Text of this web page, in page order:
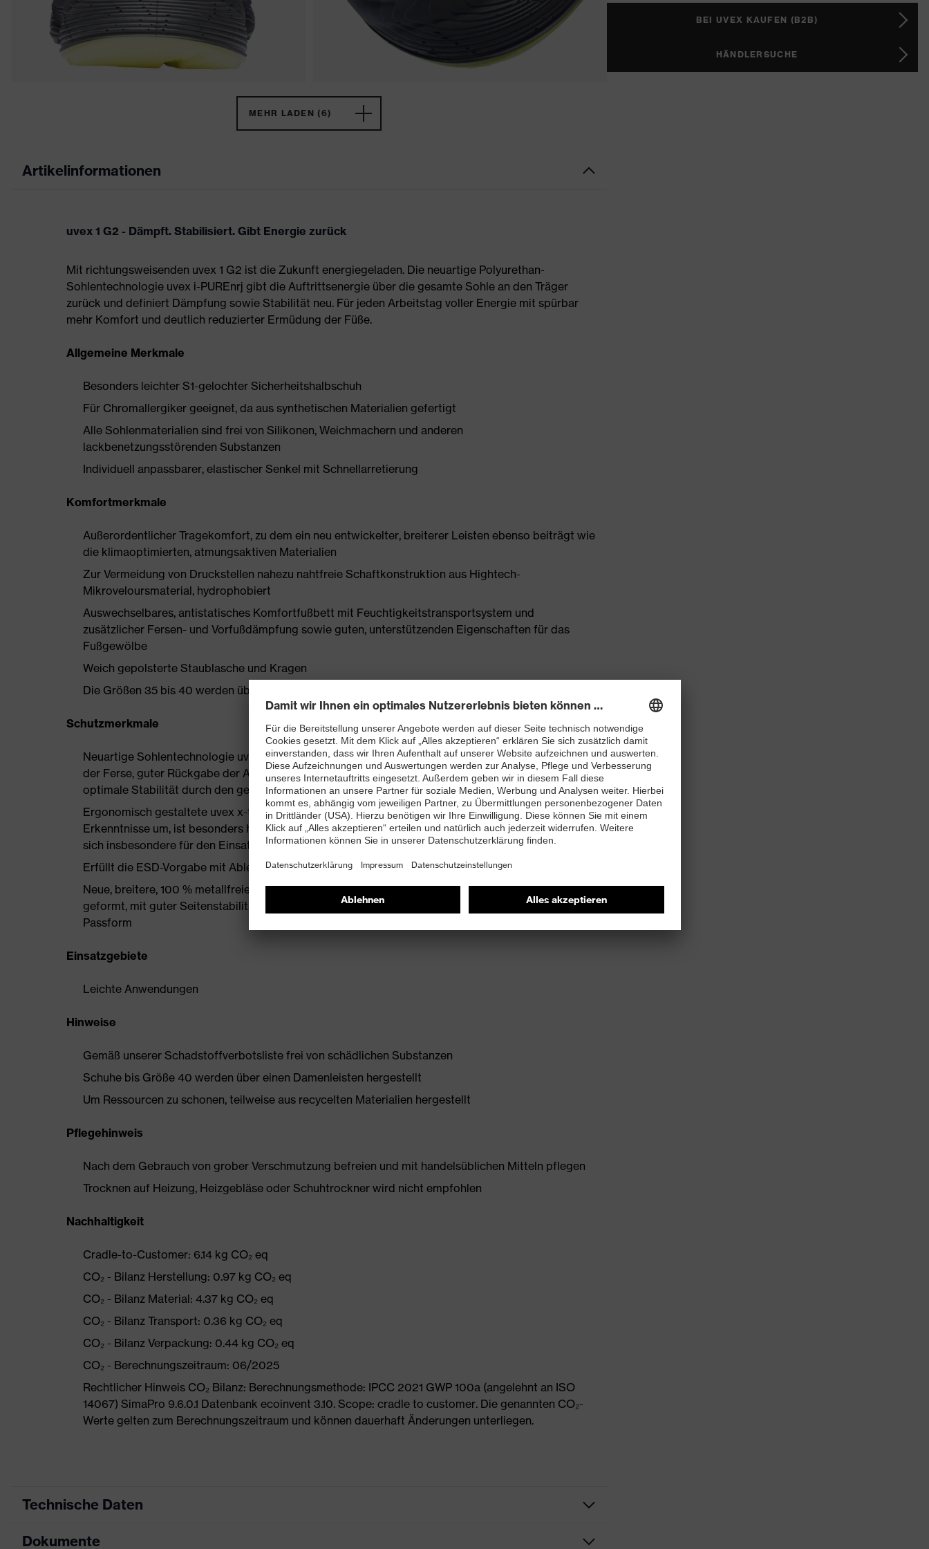
MEHR LADEN (6)
Artikelinformationen
uvex 1 G2 - Dämpft. Stabilisiert. Gibt Energie zurück
Mit richtungsweisenden uvex 1 G2 ist die Zukunft energiegeladen. Die neuartige Polyurethan-
Sohlentechnologie uvex i-PUREnrj gibt die Auftrittsenergie über die gesamte Sohle an den Träger
zurück und definiert Dämpfung sowie Stabilität neu. Für jeden Arbeitstag voller Energie mit spürbar
mehr Komfort und deutlich reduzierter Ermüdung der Füße.
Allgemeine Merkmale
Besonders leichter S1-gelochter Sicherheitshalbschuh
Für Chromallergiker geeignet, da aus synthetischen Materialien gefertigt
Alle Sohlenmaterialien sind frei von Silikonen, Weichmachern und anderen
lackbenetzungsstörenden Substanzen
Individuell anpassbarer, elastischer Senkel mit Schnellarretierung
Komfortmerkmale
Außerordentlicher Tragekomfort, zu dem ein neu entwickelter, breiterer Leisten ebenso beiträgt wie
die klimaoptimierten, atmungsaktiven Materialien
Zur Vermeidung von Druckstellen nahezu nahtfreie Schaftkonstruktion aus Hightech-
Mikroveloursmaterial, hydrophobiert
Auswechselbares, antistatisches Komfortfußbett mit Feuchtigkeitstransportsystem und
zusätzlicher Fersen- und Vorfußdämpfung sowie guten, unterstützenden Eigenschaften für das
Fußgewölbe
Weich gepolsterte Staublasche und Kragen
Die Größen 35 bis 40 werden über einen Damenleisten hergestellt
Schutzmerkmale
Neuartige Sohlentechnologie uvex i-PUREnrj mit besten Dämpfungseigenschaften im Vorfuß und
der Ferse, guter Rückgabe der Auftrittsenergie (Rebound) über die gesamte Zwischensohle und
optimale Stabilität durch den geschäumten Fersenkorb
Ergonomisch gestaltete uvex x-tended grip TPU-Laufsohle setzt neueste biomechanische
Erkenntnisse um, ist besonders haltbar und dadurch sehr rutschhemmend, die Profilierung eignet
sich insbesondere für den Einsatz auf Industrieböden
Erfüllt die ESD-Vorgabe mit Ableitwiderstand kleiner 100 Megaohm
Neue, breitere, 100 % metallfreie uvex xenova®-Zehenschutzkappe – kompakt, anatomisch
geformt, mit guter Seitenstabilität und thermisch nicht leitend, für mehr Zehenfreiheit und optimale
Passform
Einsatzgebiete
Leichte Anwendungen
Hinweise
Gemäß unserer Schadstoffverbotsliste frei von schädlichen Substanzen
Schuhe bis Größe 40 werden über einen Damenleisten hergestellt
Um Ressourcen zu schonen, teilweise aus recycelten Materialien hergestellt
Pflegehinweis
Nach dem Gebrauch von grober Verschmutzung befreien und mit handelsüblichen Mitteln pflegen
Trocknen auf Heizung, Heizgebläse oder Schuhtrockner wird nicht empfohlen
Nachhaltigkeit
Cradle-to-Customer: 6.14 kg CO₂ eq
CO₂ - Bilanz Herstellung: 0.97 kg CO₂ eq
CO₂ - Bilanz Material: 4.37 kg CO₂ eq
CO₂ - Bilanz Transport: 0.36 kg CO₂ eq
CO₂ - Bilanz Verpackung: 0.44 kg CO₂ eq
CO₂ - Berechnungszeitraum: 06/2025
Rechtlicher Hinweis CO₂ Bilanz: Berechnungsmethode: IPCC 2021 GWP 100a (angelehnt an ISO
14067) SimaPro 9.6.0.1 Datenbank ecoinvent 3.10. Scope: cradle to customer. Die genannten CO₂-
Werte gelten zum Berechnungszeitraum und können dauerhaft Änderungen unterliegen.
Technische Daten
Produktart
Dokumente
BEI UVEX KAUFEN (B2B)
HÄNDLERSUCHE